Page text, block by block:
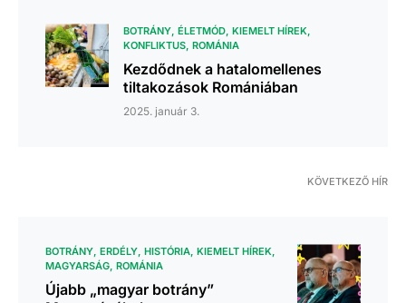
BOTRÁNY ÉLETMÓD KIEMELT HÍREK
KONFLIKTUS ROMÁNIA
Kezdődnek a hatalomellenes
tiltakozások Romániában
2025. január 3.
KÖVETKEZŐ HÍR
BOTRÁNY ERDÉLY HISTÓRIA KIEMELT HÍREK
MAGYARSÁG ROMÁNIA
Újabb „magyar botrány”